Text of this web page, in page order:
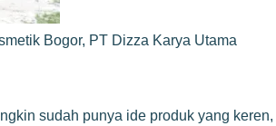
Bogor, PT Dizza Karya Utama
sudah punya ide produk yang